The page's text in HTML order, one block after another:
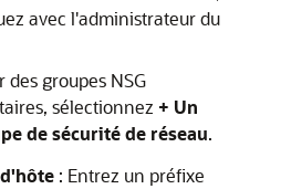
avec l'administrateur du
des groupes NSG
sélectionnez + Un
de sécurité de réseau.
: Entrez un préfixe